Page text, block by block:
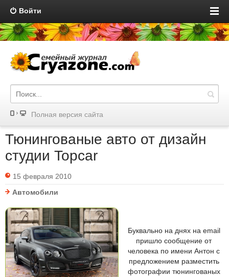
Войти
Полная версия сайта
Тюнингованые авто от дизайн
студии Topcar
15 февраля 2010
Автомобили
Буквально на днях на email
пришло сообщение от
человека по имени Антон с
предложением разместить
фотографии тюнингованых